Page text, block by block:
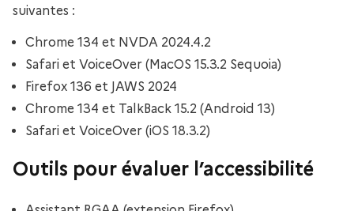
suivantes :
Chrome 134 et NVDA 2024.4.2
Safari et VoiceOver (MacOS 15.3.2 Sequoia)
Firefox 136 et JAWS 2024
Chrome 134 et TalkBack 15.2 (Android 13)
Safari et VoiceOver (iOS 18.3.2)
Outils pour évaluer l’accessibilité